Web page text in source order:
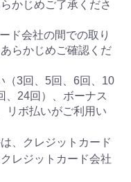
かじめご了承くださ
ド会社の間での取り
らかじめご確認くだ
（3回、5回、6回、10
、24回）、ボーナス
リボ払いがご利用い
、クレジットカード
レジットカード会社